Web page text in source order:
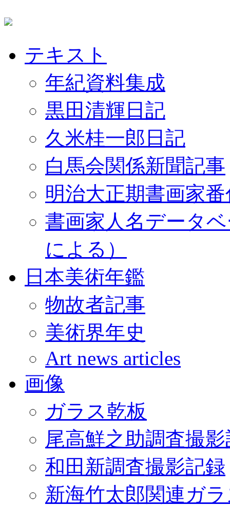
テキスト
年紀資料集成
黒田清輝日記
久米桂一郎日記
白馬会関係新聞記事
明治大正期書画家
書画家人名データ
による）
日本美術年鑑
物故者記事
美術界年史
Art news articles
画像
ガラス乾板
尾高鮮之助調査撮
和田新調査撮影記録
新海竹太郎関連ガ